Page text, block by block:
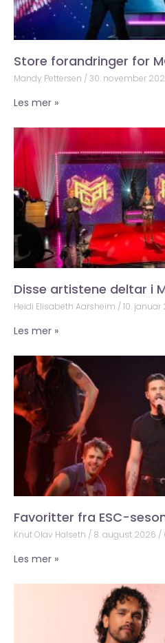
Store forandringer for
Mandy Pettersen 30. november
Les mer »
Disse artistene deltar i
Heidi Elisabeth Aarsheim 10. januar
Les mer »
Favoritter fra ESC-
Knut Olav Halseth 8. august 2026
Les mer »